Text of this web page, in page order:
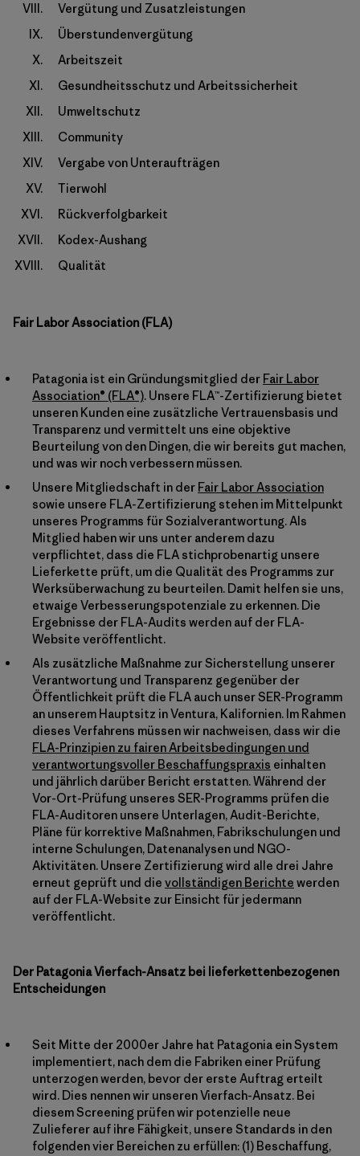
Vergütung und Zusatzleistungen
Überstundenvergütung
Arbeitszeit
Gesundheitsschutz und Arbeitssicherheit
Umweltschutz
Community
Vergabe von Unteraufträgen
Tierwohl
Rückverfolgbarkeit
Kodex-Aushang
Qualität
Fair Labor Association (FLA)
Patagonia ist ein Gründungsmitglied der Fair Labor
Association® (FLA®). Unsere FLA™-Zertifizierung bietet
unseren Kunden eine zusätzliche Vertrauensbasis und
Transparenz und vermittelt uns eine objektive
Beurteilung von den Dingen, die wir bereits gut machen,
und was wir noch verbessern müssen.
Unsere Mitgliedschaft in der Fair Labor Association
sowie unsere FLA-Zertifizierung stehen im Mittelpunkt
unseres Programms für Sozialverantwortung. Als
Mitglied haben wir uns unter anderem dazu
verpflichtet, dass die FLA stichprobenartig unsere
Lieferkette prüft, um die Qualität des Programms zur
Werksüberwachung zu beurteilen. Damit helfen sie uns,
etwaige Verbesserungspotenziale zu erkennen. Die
Ergebnisse der FLA-Audits werden auf der FLA-
Website veröffentlicht.
Als zusätzliche Maßnahme zur Sicherstellung unserer
Verantwortung und Transparenz gegenüber der
Öffentlichkeit prüft die FLA auch unser SER-Programm
an unserem Hauptsitz in Ventura, Kalifornien. Im Rahmen
dieses Verfahrens müssen wir nachweisen, dass wir die
FLA-Prinzipien zu fairen Arbeitsbedingungen und
verantwortungsvoller Beschaffungspraxis einhalten
und jährlich darüber Bericht erstatten. Während der
Vor-Ort-Prüfung unseres SER-Programms prüfen die
FLA-Auditoren unsere Unterlagen, Audit-Berichte,
Pläne für korrektive Maßnahmen, Fabrikschulungen und
interne Schulungen, Datenanalysen und NGO-
Aktivitäten. Unsere Zertifizierung wird alle drei Jahre
erneut geprüft und die vollständigen Berichte werden
auf der FLA-Website zur Einsicht für jedermann
veröffentlicht.
Der Patagonia Vierfach-Ansatz bei lieferkettenbezogenen
Entscheidungen
Seit Mitte der 2000er Jahre hat Patagonia ein System
implementiert, nach dem die Fabriken einer Prüfung
unterzogen werden, bevor der erste Auftrag erteilt
wird. Dies nennen wir unseren Vierfach-Ansatz. Bei
diesem Screening prüfen wir potenzielle neue
Zulieferer auf ihre Fähigkeit, unsere Standards in den
folgenden vier Bereichen zu erfüllen: (1) Beschaffung,